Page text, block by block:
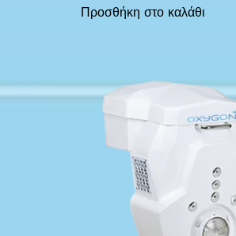
Επικοινωνία
📞 +30 2310 810 000
📞 +40 753 380 848
Προσθήκη στο καλάθι